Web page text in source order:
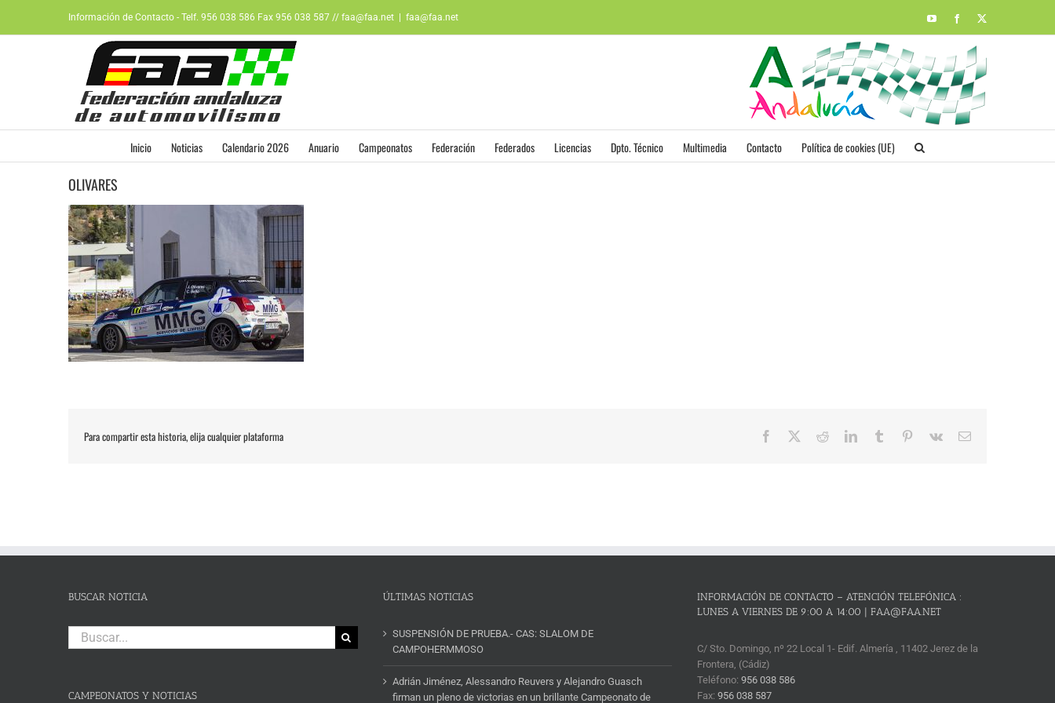
contenido
Información de Contacto - Telf. 956 038 586 Fax 956 038 587 // faa@faa.net faa@faa.net YouTubeFacebook
Inicio Noticias Calendario 2026 Anuario Campeonatos Federación Federados Licencias Dpto. Técnico Multimedia Contacto Política de cookies (UE)
OLIVARES
Para compartir esta historia, elija cualquier plataforma Facebook RedditLinkedInTumblr Pinterest
Vk
Correo
BUSCAR NOTICIA
Buscar:
CAMPEONATOS Y NOTICIAS
ÚLTIMAS NOTICIAS
SUSPENSIÓN DE PRUEBA.- CAS: SLALOM DE
CAMPOHERMMOSO
Adrián Jiménez, Alessandro Reuvers y Alejandro Guasch
firman un pleno de victorias en un brillante Campeonato de
INFORMACIÓN DE CONTACTO – ATENCIÓN TELEFÓNICA :
LUNES A VIERNES DE 9:00 A 14:00 | FAA@FAA.NET
C/ Sto. Domingo, nº 22 Local 1- Edif. Almería , 11402 Jerez de la
Frontera, (Cádiz)
Teléfono:956 038 586
Fax:956 038 587